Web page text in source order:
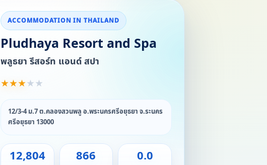
ACCOMMODATION IN THAILAND
Pludhaya Resort and Spa
พลูธยา รีสอร์ท แอนด์ สปา
★★★★★
12/3-4 ม.7 ต.คลองสวนพลู อ.พระนครศรีอยุธยา จ.ระนคร
ศรีอยุธยา 13000
12,804 866 0.0